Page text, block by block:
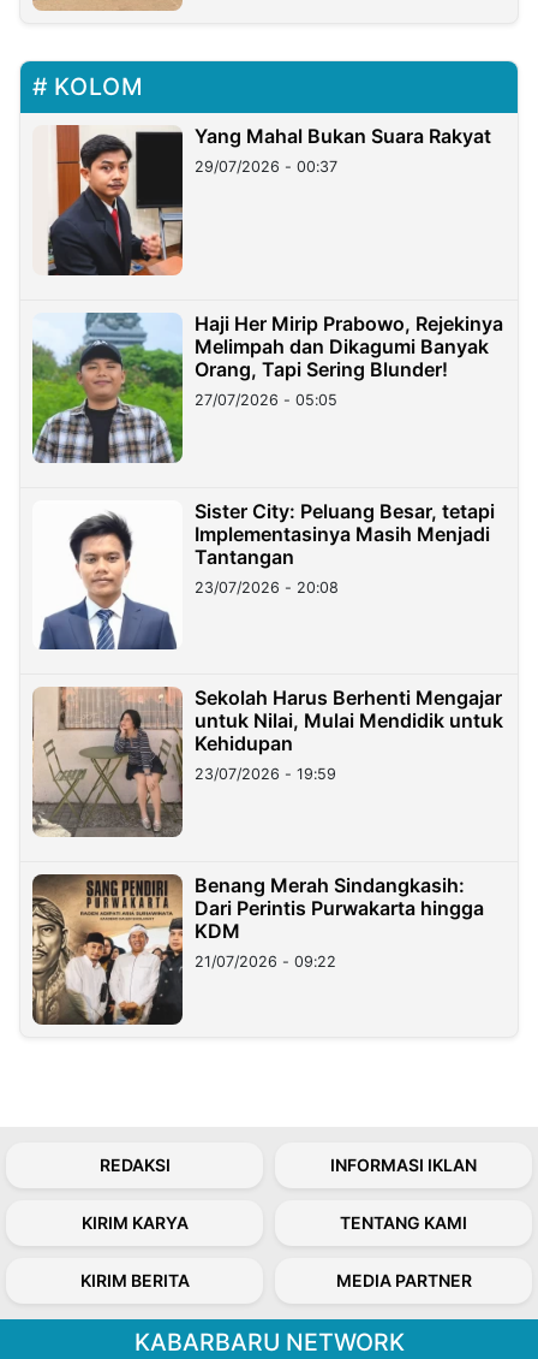
KOLOM
Yang Mahal Bukan Suara Rakyat
29/07/2026 - 00:37
Haji Her Mirip Prabowo, Rejekinya
Melimpah dan Dikagumi Banyak
Orang, Tapi Sering Blunder!
27/07/2026 - 05:05
Sister City: Peluang Besar, tetapi
Implementasinya Masih Menjadi
Tantangan
23/07/2026 - 20:08
Sekolah Harus Berhenti Mengajar
untuk Nilai, Mulai Mendidik untuk
Kehidupan
23/07/2026 - 19:59
Benang Merah Sindangkasih:
Dari Perintis Purwakarta hingga
KDM
21/07/2026 - 09:22
REDAKSI INFORMASI IKLAN
KIRIM KARYA TENTANG KAMI
KIRIM BERITA MEDIA PARTNER
KABARBARU NETWORK